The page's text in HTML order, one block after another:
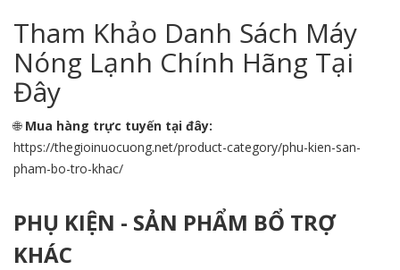
Tham Khảo Danh Sách Máy
Nóng Lạnh Chính Hãng Tại
Đây
🌐 Mua hàng trực tuyến tại đây:
https://thegioinuocuong.net/product-category/phu-kien-san-
pham-bo-tro-khac/
PHỤ KIỆN - SẢN PHẨM BỔ TRỢ
KHÁC